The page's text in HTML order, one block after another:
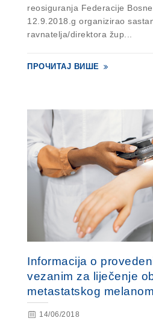
reosiguranja Federacije
12.9.2018.g organizirao
ravnatelja/direktora žup...
ПРОЧИТАЈ ВИШЕ
Informacija o
vezanim za liječenje
metastatskog
14/06/2018